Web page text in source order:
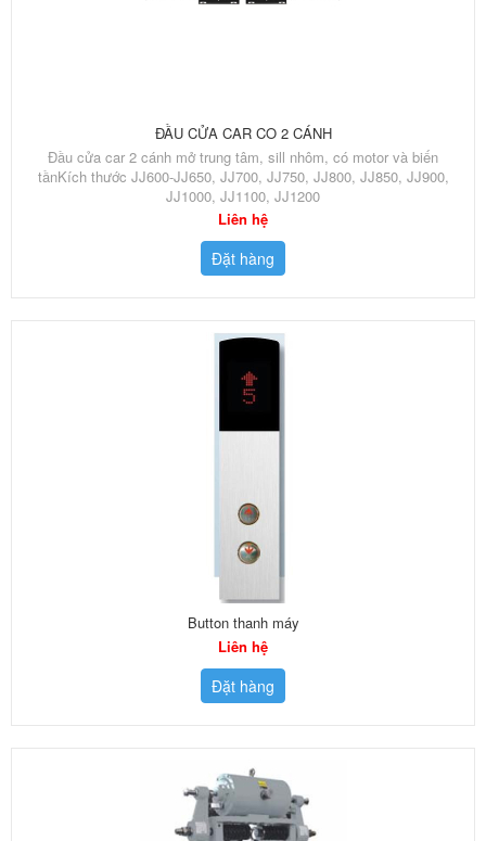
ĐẦU CỬA CAR CO 2 CÁNH
Đầu cửa car 2 cánh mở trung tâm, sill nhôm, có motor và biến
tầnKích thước JJ600-JJ650, JJ700, JJ750, JJ800, JJ850, JJ900,
JJ1000, JJ1100, JJ1200
Liên hệ
Đặt hàng
Button thanh máy
Liên hệ
Đặt hàng